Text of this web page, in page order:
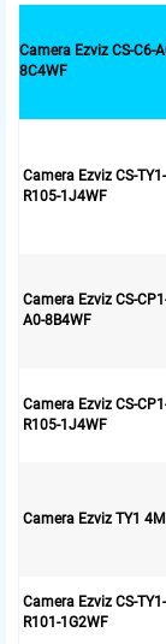
Camera Ezviz CS-C6-
8C4WF
Camera Ezviz CS-TY1-
R105-1J4WF
Camera Ezviz CS-
A0-8B4WF
Camera Ezviz CS-
R105-1J4WF
Camera Ezviz TY1
Camera Ezviz CS-TY1-
R101-1G2WF